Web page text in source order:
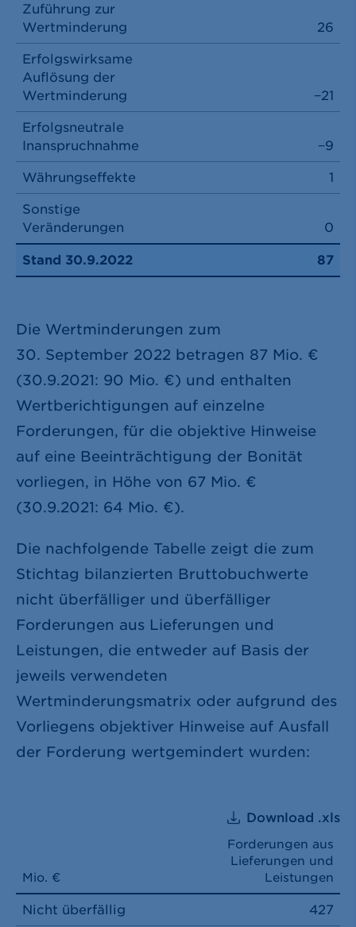
Zuführung zur
Wertminderung
26
Erfolgswirksame
Auflösung der
Wertminderung
−21
Erfolgsneutrale
Inanspruchnahme
−9
Währungseffekte 1
Sonstige
Veränderungen
0
Stand 30.9.2022 87
Die Wertminderungen zum
30. September 2022 betragen 87 Mio. €
(30.9.2021: 90 Mio. €) und enthalten
Wertberichtigungen auf einzelne
Forderungen, für die objektive Hinweise
auf eine Beeinträchtigung der Bonität
vorliegen, in Höhe von 67 Mio. €
(30.9.2021: 64 Mio. €).
Die nachfolgende Tabelle zeigt die zum
Stichtag bilanzierten Bruttobuchwerte
nicht überfälliger und überfälliger
Forderungen aus Lieferungen und
Leistungen, die entweder auf Basis der
jeweils verwendeten
Wertminderungsmatrix oder aufgrund des
Vorliegens objektiver Hinweise auf Ausfall
der Forderung wertgemindert wurden:
Download .xls
Mio. €
Forderungen aus
Lieferungen und
Leistungen
Nicht überfällig 427